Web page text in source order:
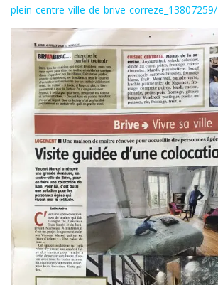
plein-centre-ville-de-brive-correze_13807259/